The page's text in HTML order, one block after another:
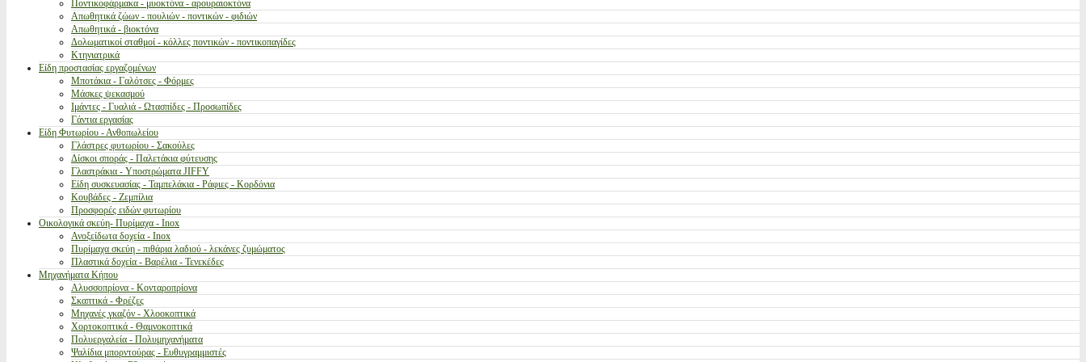
Ποντικοφάρμακα - μυοκτόνα - αρουραιοκτόνα
Απωθητικά ζώων - πουλιών - ποντικών - φιδιών
Απωθητικά - βιοκτόνα
Δολωματικοί σταθμοί - κόλλες ποντικών - ποντικοπαγίδες
Κτηνιατρικά
Είδη προστασίας εργαζομένων
Μποτάκια - Γαλότσες - Φόρμες
Μάσκες ψεκασμού
Ιμάντες - Γυαλιά - Ωτασπίδες - Προσωπίδες
Γάντια εργασίας
Είδη Φυτωρίου - Ανθοπωλείου
Γλάστρες φυτωρίου - Σακούλες
Δίσκοι σποράς - Παλετάκια φύτευσης
Γλαστράκια - Υποστρώματα JIFFY
Είδη συσκευασίας - Ταμπελάκια - Ράφιες - Κορδόνια
Κουβάδες - Ζεμπίλια
Προσφορές ειδών φυτωρίου
Οικολογικά σκεύη- Πυρίμαχα - Inox
Ανοξείδωτα δοχεία - Inox
Πυρίμαχα σκεύη - πιθάρια λαδιού - λεκάνες ζυμώματος
Πλαστικά δοχεία - Βαρέλια - Τενεκέδες
Μηχανήματα Κήπου
Αλυσσοπρίονα - Κονταροπρίονα
Σκαπτικά - Φρέζες
Μηχανές γκαζόν - Χλοοκοπτικά
Χορτοκοπτικά - Θαμνοκοπτικά
Πολυεργαλεία - Πολυμηχανήματα
Ψαλίδια μπορντούρας - Ευθυγραμμιστές